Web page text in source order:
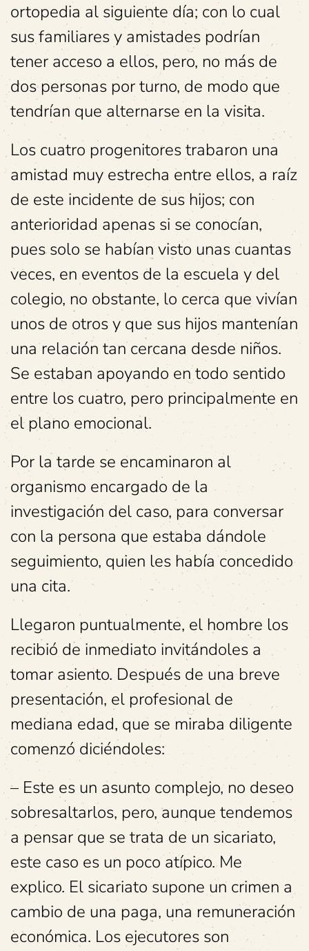
ortopedia al siguiente día; con lo cual
sus familiares y amistades podrían
tener acceso a ellos, pero, no más de
dos personas por turno, de modo que
tendrían que alternarse en la visita.
Los cuatro progenitores trabaron una
amistad muy estrecha entre ellos, a raíz
de este incidente de sus hijos; con
anterioridad apenas si se conocían,
pues solo se habían visto unas cuantas
veces, en eventos de la escuela y del
colegio, no obstante, lo cerca que vivían
unos de otros y que sus hijos mantenían
una relación tan cercana desde niños.
Se estaban apoyando en todo sentido
entre los cuatro, pero principalmente en
el plano emocional.
Por la tarde se encaminaron al
organismo encargado de la
investigación del caso, para conversar
con la persona que estaba dándole
seguimiento, quien les había concedido
una cita.
Llegaron puntualmente, el hombre los
recibió de inmediato invitándoles a
tomar asiento. Después de una breve
presentación, el profesional de
mediana edad, que se miraba diligente
comenzó diciéndoles:
– Este es un asunto complejo, no deseo
sobresaltarlos, pero, aunque tendemos
a pensar que se trata de un sicariato,
este caso es un poco atípico. Me
explico. El sicariato supone un crimen a
cambio de una paga, una remuneración
económica. Los ejecutores son